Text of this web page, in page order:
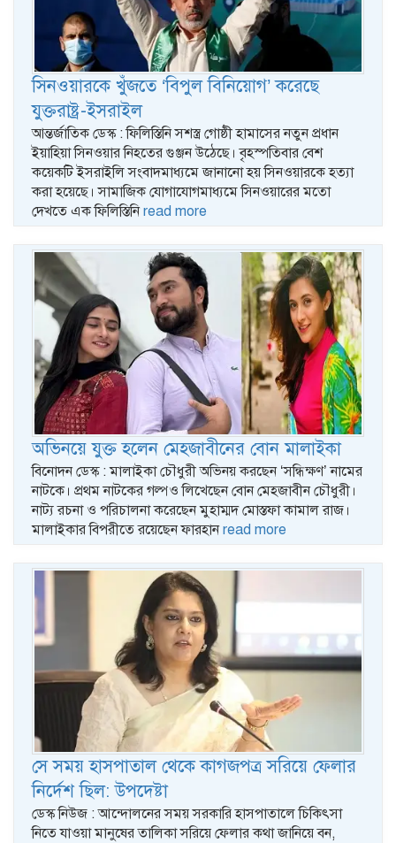
সিনওয়ারকে খুঁজতে ‘বিপুল বিনিয়োগ’ করেছে
যুক্তরাষ্ট্র-ইসরাইল
আন্তর্জাতিক ডেস্ক : ফিলিস্তিনি সশস্ত্র গোষ্ঠী হামাসের নতুন প্রধান
ইয়াহিয়া সিনওয়ার নিহতের গুঞ্জন উঠেছে। বৃহস্পতিবার বেশ
কয়েকটি ইসরাইলি সংবাদমাধ্যমে জানানো হয় সিনওয়ারকে হত্যা
করা হয়েছে। সামাজিক যোগাযোগমাধ্যমে সিনওয়ারের মতো
দেখতে এক ফিলিস্তিনিread more
অভিনয়ে যুক্ত হলেন মেহজাবীনের বোন মালাইকা
বিনোদন ডেস্ক : মালাইকা চৌধুরী অভিনয় করছেন ‘সন্ধিক্ষণ’ নামের
নাটকে। প্রথম নাটকের গল্পও লিখেছেন বোন মেহজাবীন চৌধুরী।
নাট্য রচনা ও পরিচালনা করেছেন মুহাম্মদ মোস্তফা কামাল রাজ।
মালাইকার বিপরীতে রয়েছেন ফারহানread more
সে সময় হাসপাতাল থেকে কাগজপত্র সরিয়ে ফেলার
নির্দেশ ছিল: উপদেষ্টা
ডেস্ক নিউজ : আন্দোলনের সময় সরকারি হাসপাতালে চিকিৎসা
নিতে যাওয়া মানুষের তালিকা সরিয়ে ফেলার কথা জানিয়ে বন,